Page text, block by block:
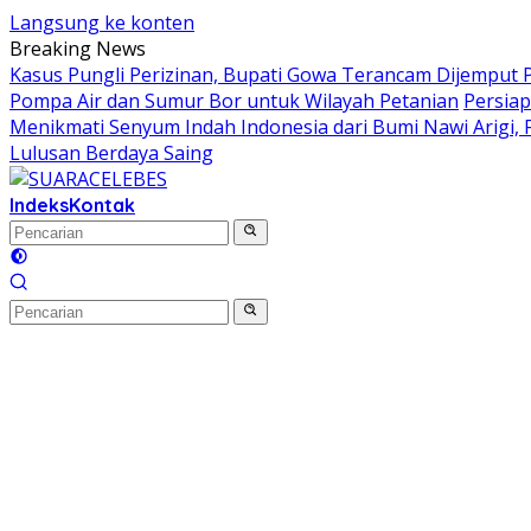
Langsung ke konten
Breaking News
Kasus Pungli Perizinan, Bupati Gowa Terancam Dijemput
Pompa Air dan Sumur Bor untuk Wilayah Petanian
Menikmati Senyum Indah Indonesia dari Bumi Nawi Arigi,
Lulusan Berdaya Saing
IndeksKontak